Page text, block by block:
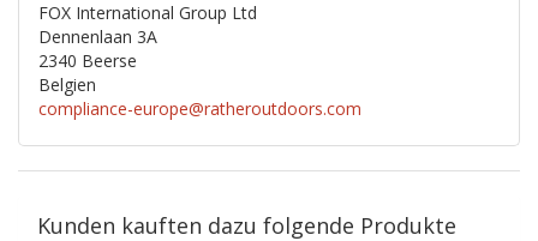
FOX International Group Ltd
Dennenlaan 3A
2340 Beerse
Belgien
compliance-europe@ratheroutdoors.com
Kunden kauften dazu folgende Produkte